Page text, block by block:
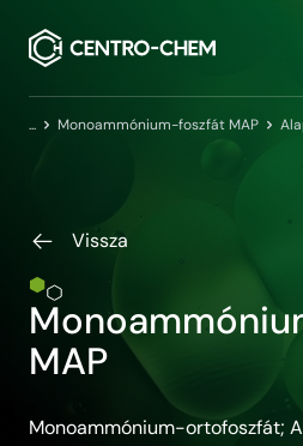
KezdőlapMonoammónium-foszfát MAP
Vissza
MAP
Monoammónium-ortofoszfát;